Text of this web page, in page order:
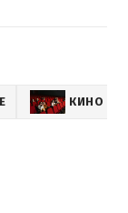
КИНО